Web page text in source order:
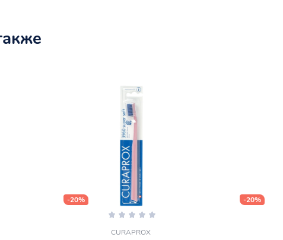
-20%
CURAPROX
-20%